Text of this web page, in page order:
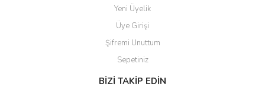
Yeni Üyelik
Üye Girişi
Şifremi Unuttum
Sepetiniz
BİZİ TAKİP EDİN